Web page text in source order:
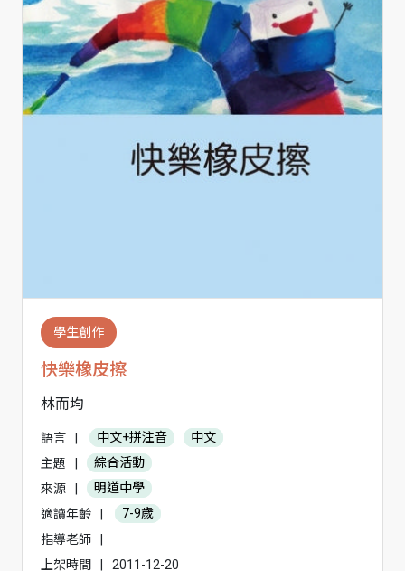
學生創作
快樂橡皮擦
林而均
語言 | 中文+拼注音
中文
主題
|
綜合活動
來源
|
明道中學
適讀年齡
|
7-9歲
指導老師
|
上架時間
| 2011-12-20